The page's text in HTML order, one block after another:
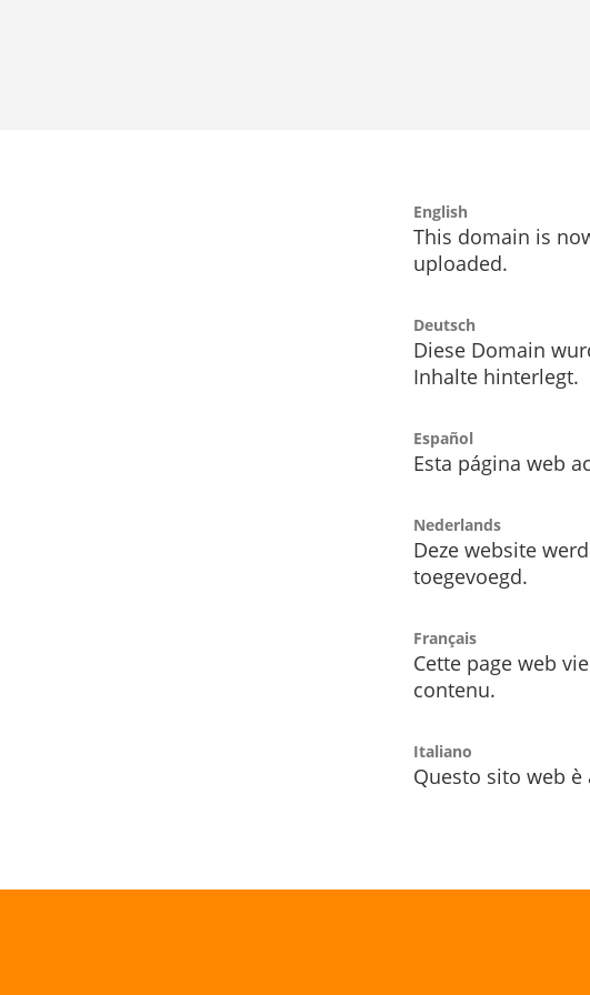
English
This domain is
uploaded.
Deutsch
Diese Domain
Inhalte hinterlegt.
Español
Esta página web
Nederlands
Deze website
toegevoegd.
Français
Cette page web
contenu.
Italiano
Questo sito web